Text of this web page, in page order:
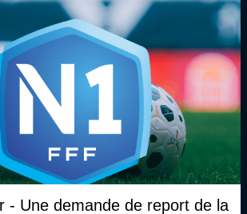
- Une demande de report de la